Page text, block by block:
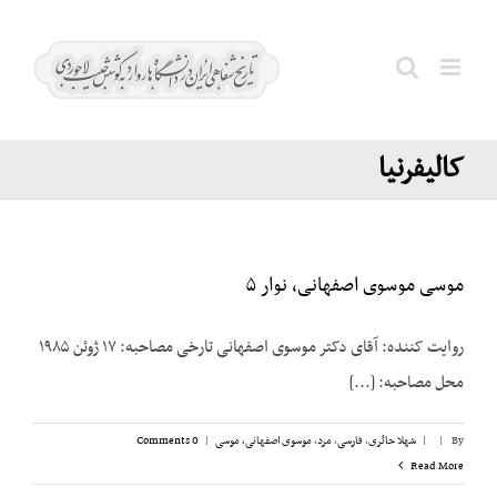
مطالعات
کالیفرنیا
موسی موسوی اصفهانی، نوار ۵
روایت کننده: آقای دکتر موسوی اصفهانی تارخی مصاحبه‌: ۱۷ ژوئن ۱۹۸۵
محل مصاحبه‌: [...]
By
|
| شهلا حائری,فارسی,مرد,موسوی اصفهانی، موسی |
0 Comments
Read More